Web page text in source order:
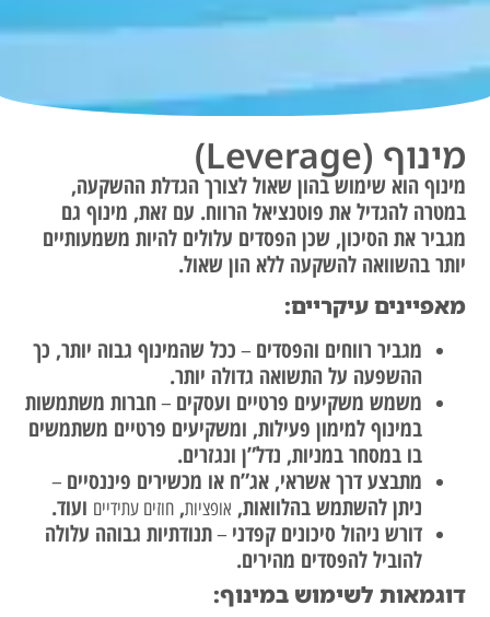
מינוף (Leverage)
מינוף הוא שימוש בהון שאול לצורך הגדלת ההשקעה,
במטרה להגדיל את פוטנציאל הרווח. עם זאת, מינוף גם
מגביר את הסיכון, שכן הפסדים עלולים להיות משמעותיים
יותר בהשוואה להשקעה ללא הון שאול.
מאפיינים עיקריים:
מגביר רווחים והפסדים – ככל שהמינוף גבוה יותר, כך
ההשפעה על התשואה גדולה יותר.
משמש משקיעים פרטיים ועסקים –חברות משתמשות
במינוף למימון פעילות, ומשקיעים פרטיים משתמשים
בו במסחר במניות, נדל”ן ונגזרים.
מתבצע דרך אשראי, אג”ח או מכשירים פיננסיים –
ניתן להשתמש בהלוואות, אופציות,חוזים עתידיים ועוד.
דורש ניהול סיכונים קפדני –תנודתיות גבוהה עלולה
להוביל להפסדים מהירים.
דוגמאות לשימוש במינוף: